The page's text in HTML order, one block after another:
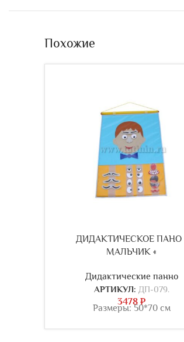
Похожие
ДИДАКТИЧЕСКОЕ ПАНО
МАЛЬЧИК «
Дидактические панно
АРТИКУЛ: ДП-079.
3478₽
Размеры: 50*70 см